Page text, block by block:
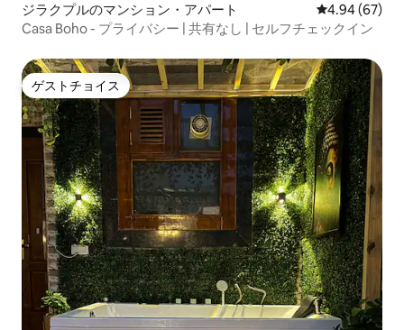
ジラクプルのマンション・アパート レビュー67
4.94 (67)
Casa Boho - プライバシー | 共有なし | セルフチェックイン
ゲストチョイス
ゲストチョイス